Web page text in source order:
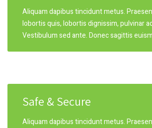
Aliquam dapibus tincidunt metus.
lobortis quis, lobortis dignissim, pulvinar
Vestibulum sed ante. Donec sagittis
Safe & Secure
Aliquam dapibus tincidunt metus.